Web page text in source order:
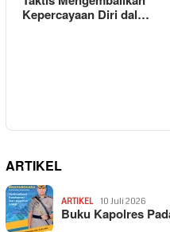
Kepercayaan Diri dal…
ARTIKEL
ARTIKEL 10 Juli 2026
Buku Kapolres